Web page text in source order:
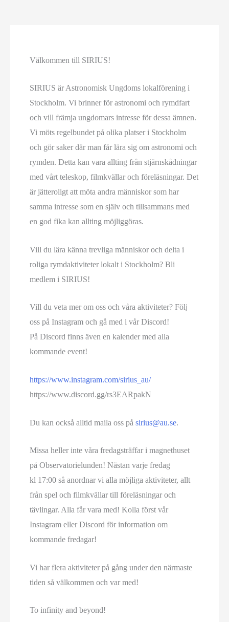
Välkommen till SIRIUS!
SIRIUS är Astronomisk Ungdoms lokalförening i
Stockholm. Vi brinner för astronomi och rymdfart
och vill främja ungdomars intresse för dessa ämnen.
Vi möts regelbundet på olika platser i Stockholm
och gör saker där man får lära sig om astronomi och
rymden. Detta kan vara allting från stjärnskådningar
med vårt teleskop, filmkvällar och föreläsningar. Det
är jätteroligt att möta andra människor som har
samma intresse som en själv och tillsammans med
en god fika kan allting möjliggöras.
Vill du lära känna trevliga människor och delta i
roliga rymdaktiviteter lokalt i Stockholm? Bli
medlem i SIRIUS!
Vill du veta mer om oss och våra aktiviteter? Följ
oss på Instagram och gå med i vår Discord!
På Discord finns även en kalender med alla
kommande event!
https://www.instagram.com/sirius_au/
https://www.discord.gg/rs3EARpakN
Du kan också alltid maila oss påsirius@au.se.
Missa heller inte våra fredagsträffar i magnethuset
på Observatorielunden! Nästan varje fredag
kl 17:00 så anordnar vi alla möjliga aktiviteter, allt
från spel och filmkvällar till föreläsningar och
tävlingar. Alla får vara med! Kolla först vår
Instagram eller Discord för information om
kommande fredagar!
Vi har flera aktiviteter på gång under den närmaste
tiden så välkommen och var med!
To infinity and beyond!